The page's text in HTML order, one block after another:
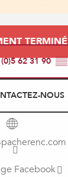
TERMINÉ
62 31 90▒▒
NOUS
Facebook